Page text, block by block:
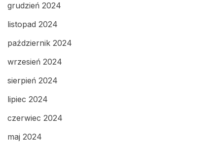
grudzień 2024
listopad 2024
październik 2024
wrzesień 2024
sierpień 2024
lipiec 2024
czerwiec 2024
maj 2024